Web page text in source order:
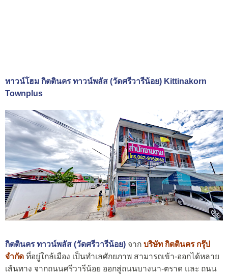
ทาวน์โฮม กิตตินคร ทาวน์พลัส (วัดศรีวารีน้อย) Kittinakorn
Townplus
กิตตินคร ทาวน์พลัส (วัดศรีวารีน้อย) จาก บริษัท กิตตินคร กรุ๊ป
จำกัด ที่อยู่ใกล้เมือง เป็นทำเลศักยภาพ สามารถเข้า-ออกได้หลาย
เส้นทาง จากถนนศรีวารีน้อย ออกสู่ถนนบางนา-ตราด และ ถนน